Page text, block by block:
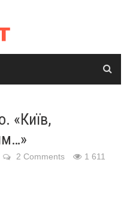
«Київ,
2 Comments 1 611